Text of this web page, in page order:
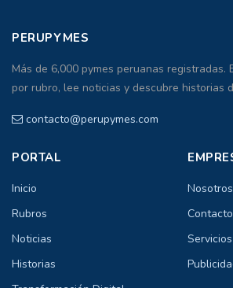
PERUPYMES
Más de 6,000 pymes peruanas registradas.
por rubro, lee noticias y descubre historias
contacto@perupymes.com
PORTAL
Inicio
Rubros
Noticias
Historias
Nosotros
Contacto
Servicios